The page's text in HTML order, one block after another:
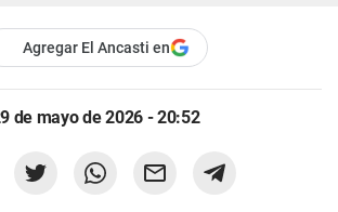
Agregar El Ancasti en
de mayo de 2026 - 20:52